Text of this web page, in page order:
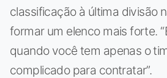
classificação à última divisão
formar um elenco mais forte.
quando você tem apenas o
complicado para contratar”.